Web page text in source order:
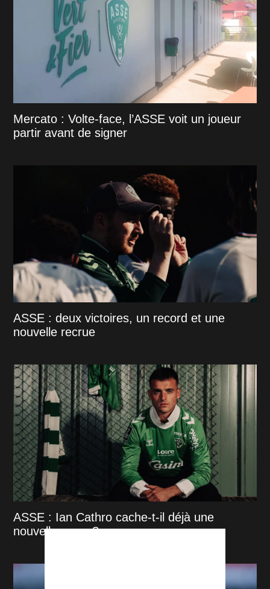
Mercato : Volte-face, l’ASSE voit un joueur
partir avant de signer
ASSE : deux victoires, un record et une
nouvelle recrue
ASSE : Ian Cathro cache-t-il déjà une
nouvelle arme ?